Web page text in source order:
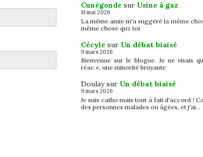
Cunégonde sur Usine à gaz
11 mai 2026
La même amie m'a suggéré la même
même chose quz toi
Cécyle sur Un débat biaisé
9 mars 2026
Bienvenue sur le blogue. Je ne visais
réac », une minorité bruyante
Doulaysur Un débat biaisé
9 mars 2026
Je suis catho mais tout à fait d'accord !
des personnes malades ou âgées, et j'ai…